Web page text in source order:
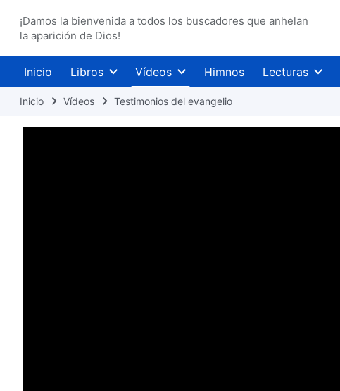
¡Damos la bienvenida a todos los buscadores que anhelan
la aparición de Dios!
Inicio Libros Vídeos Himnos Lecturas
Inicio Vídeos Testimonios del evangelio